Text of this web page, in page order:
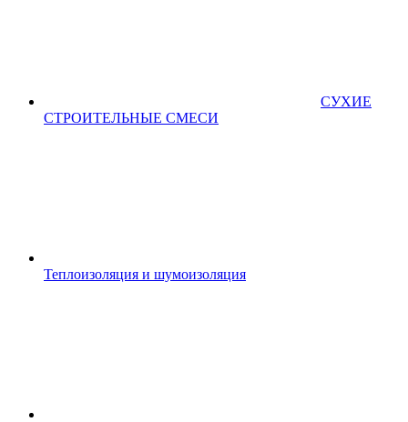
СУХИЕ
СТРОИТЕЛЬНЫЕ СМЕСИ
Теплоизоляция и шумоизоляция